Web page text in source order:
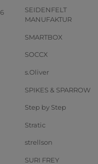
SEIDENFELT
MANUFAKTUR
SMARTBOX
SOCCX
s.Oliver
SPIKES & SPARROW
Step by Step
Stratic
strellson
SURI FREY